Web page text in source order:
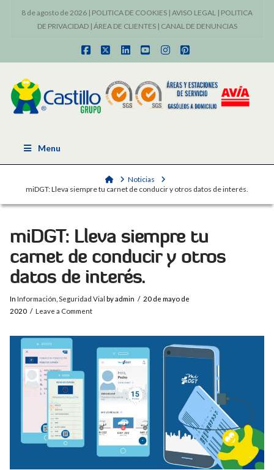
8 de agosto de 2026 | POLITICA DE COOKIES | AVISO LEGAL | POLITICA
DE PRIVACIDAD| ÁREA DE CLIENTES| CANAL DE DENUNCIAS
Facebook
X LinkedInYouTubeInstagram
Pinterest
Menu
HomeNoticias
miDGT: Lleva siempre tu carnet de conducir y otros datos de interés.
miDGT: Lleva siempre tu
carnet de conducir y otros
datos de interés.
In Información Seguridad Vial by admin
20 de mayo de
2020
Leave a Comment